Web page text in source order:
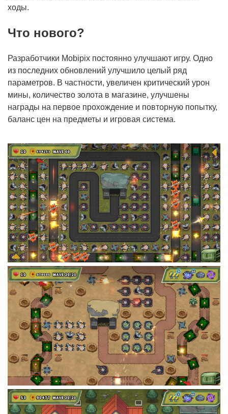
ходы.
Что нового?
Разработчики Mobipix постоянно улучшают игру. Одно
из последних обновлений улучшило целый ряд
параметров. В частности, увеличен критический урон
мины, количество золота в магазине, улучшены
награды на первое прохождение и повторную попытку,
баланс цен на предметы и игровая система.